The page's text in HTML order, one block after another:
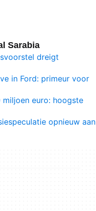
Sarabia
dreigt
in Ford: primeur voor
euro: hoogste
opnieuw aan